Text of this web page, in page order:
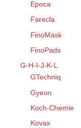
Epoca
Farecla
FinoMask
FinoPads
G-H-I-J-K-L
GTechniq
Gyeon
Koch-Chemie
Kovax